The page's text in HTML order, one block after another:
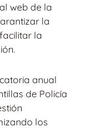
web de la
la
la
anual
de Policía
los